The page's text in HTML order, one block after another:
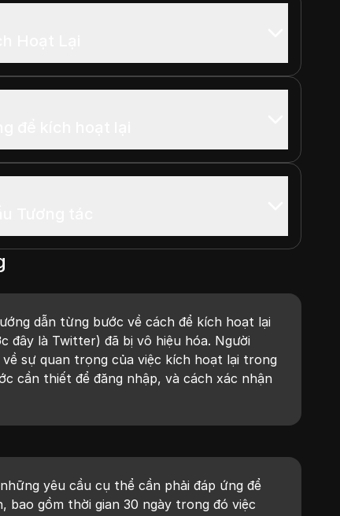
dẫn từng bước về cách để kích hoạt lại
đây là Twitter) đã bị vô hiệu hóa. Người
sự quan trọng của việc kích hoạt lại trong
cần thiết để đăng nhập, và cách xác nhận
yêu cầu cụ thể cần phải đáp ứng để
bao gồm thời gian 30 ngày trong đó việc